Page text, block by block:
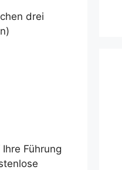
drei
Führung